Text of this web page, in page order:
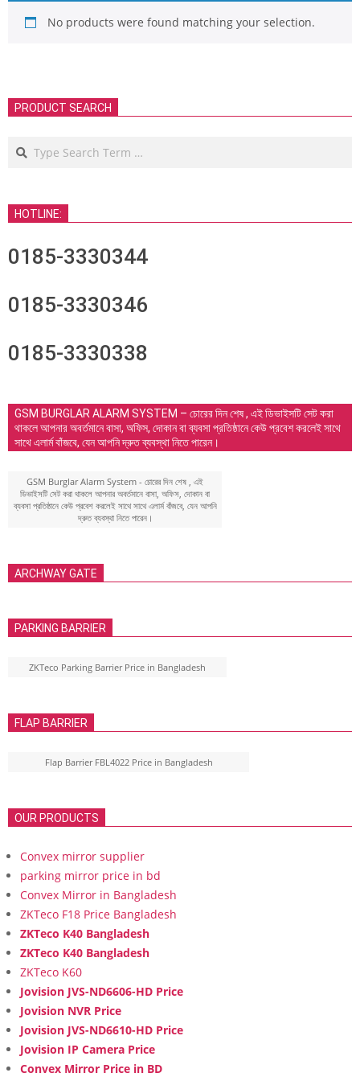
No products were found matching your selection.
PRODUCT SEARCH
Search
HOTLINE:
0185-3330344
0185-3330346
0185-3330338
GSM BURGLAR ALARM SYSTEM – চোরের দিন শেষ , এই ডিভাইসটি সেট করা
থাকলে আপনার অবর্তমানে বাসা, অফিস, দোকান বা ব্যবসা প্রতিষ্ঠানে কেউ প্রবেশ করলেই সাথে
সাথে এলার্ম বাঁজবে, যেন আপনি দ্রুত ব্যবস্থা নিতে পারেন।
GSM Burglar Alarm System - চোরের দিন শেষ , এই
ডিভাইসটি সেট করা থাকলে আপনার অবর্তমানে বাসা, অফিস, দোকান বা
ব্যবসা প্রতিষ্ঠানে কেউ প্রবেশ করলেই সাথে সাথে এলার্ম বাঁজবে, যেন আপনি
দ্রুত ব্যবস্থা নিতে পারেন।
ARCHWAY GATE
PARKING BARRIER
ZKTeco Parking Barrier Price in Bangladesh
FLAP BARRIER
Flap Barrier FBL4022 Price in Bangladesh
OUR PRODUCTS
Convex mirror supplier
parking mirror price in bd
Convex Mirror in Bangladesh
ZKTeco F18 Price Bangladesh
ZKTeco K40 Bangladesh
ZKTeco K40 Bangladesh
ZKTeco K60
Jovision JVS-ND6606-HD Price
Jovision NVR Price
Jovision JVS-ND6610-HD Price
Jovision IP Camera Price
Convex Mirror Price in BD